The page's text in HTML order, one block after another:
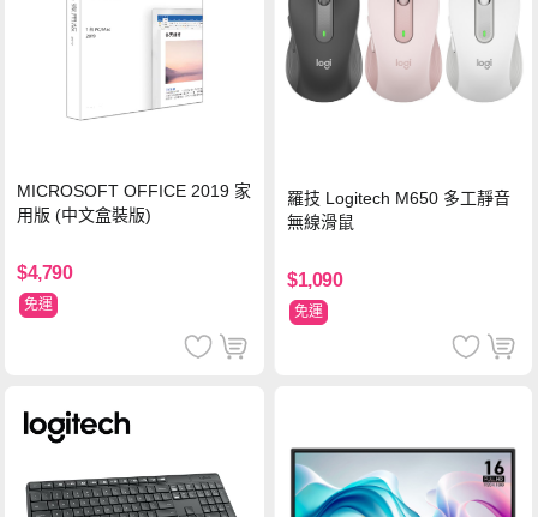
MICROSOFT OFFICE 2019 家
用版 (中文盒裝版)
$4,790
免運
羅技 Logitech M650 多工靜音
無線滑鼠
$1,090
免運